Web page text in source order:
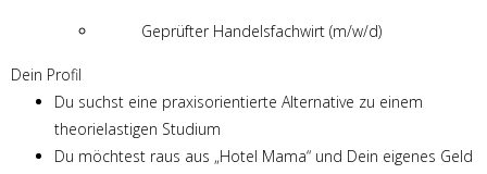
Geprüfter Handelsfachwirt (m/w/d)
Dein Profil
Du suchst eine praxisorientierte Alternative zu einem
theorielastigen Studium
Du möchtest raus aus „Hotel Mama“ und Dein eigenes Geld